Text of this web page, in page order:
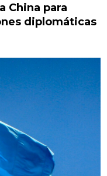
China para
diplomáticas